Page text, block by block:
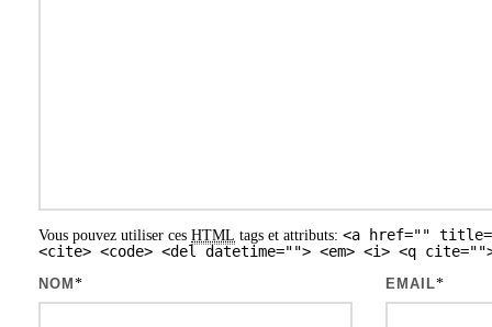
Vous pouvez utiliser ces HTML tags et attributs: <a href=""
<cite> <code> <del datetime=""> <em> <i> <q
NOM * EMAIL*